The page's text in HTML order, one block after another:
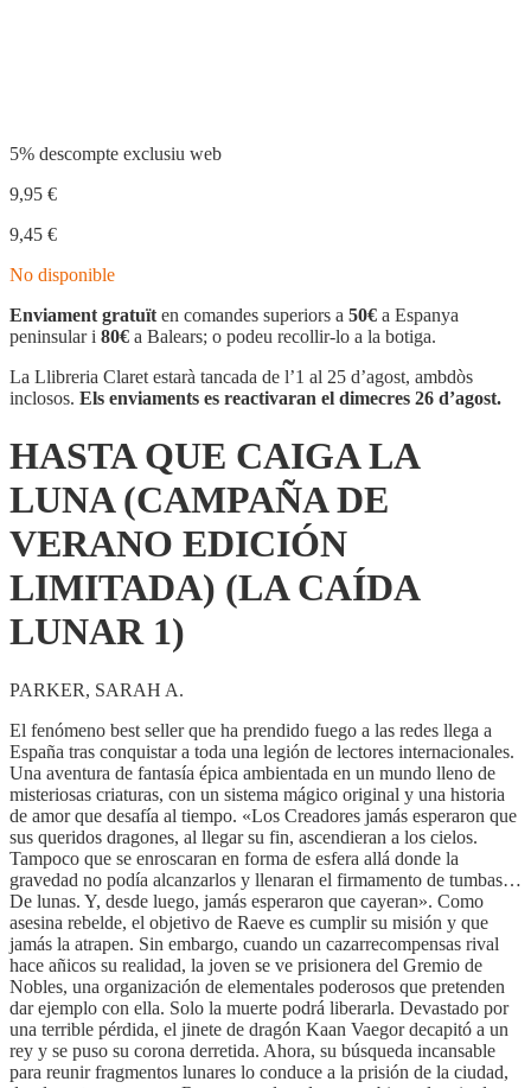
5% descompte exclusiu web
9,95 €
9,45 €
No disponible
Enviament gratuït en comandes superiors a 50€ a Espanya
peninsular i 80€ a Balears; o podeu recollir-lo a la botiga.
La Llibreria Claret estarà tancada de l’1 al 25 d’agost, ambdòs
inclosos. Els enviaments es reactivaran el dimecres 26 d’agost.
HASTA QUE CAIGA LA
LUNA (CAMPAÑA DE
VERANO EDICIÓN
LIMITADA) (LA CAÍDA
LUNAR 1)
PARKER, SARAH A.
El fenómeno best seller que ha prendido fuego a las redes llega a
España tras conquistar a toda una legión de lectores internacionales.
Una aventura de fantasía épica ambientada en un mundo lleno de
misteriosas criaturas, con un sistema mágico original y una historia
de amor que desafía al tiempo. «Los Creadores jamás esperaron que
sus queridos dragones, al llegar su fin, ascendieran a los cielos.
Tampoco que se enroscaran en forma de esfera allá donde la
gravedad no podía alcanzarlos y llenaran el firmamento de tumbas…
De lunas. Y, desde luego, jamás esperaron que cayeran». Como
asesina rebelde, el objetivo de Raeve es cumplir su misión y que
jamás la atrapen. Sin embargo, cuando un cazarrecompensas rival
hace añicos su realidad, la joven se ve prisionera del Gremio de
Nobles, una organización de elementales poderosos que pretenden
dar ejemplo con ella. Solo la muerte podrá liberarla. Devastado por
una terrible pérdida, el jinete de dragón Kaan Vaegor decapitó a un
rey y se puso su corona derretida. Ahora, su búsqueda incansable
para reunir fragmentos lunares lo conduce a la prisión de la ciudad,